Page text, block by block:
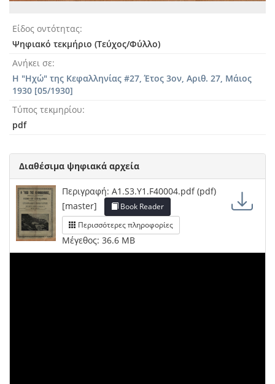
Είδος οντότητας
Ψηφιακό τεκμήριο (Τεύχος/Φύλλο)
Ανήκει σε
Η "Ηχώ" της Κεφαλληνίας #27, Έτος 3ον, Αριθ. 27, Μάιος
1930 [05/1930]
Τύπος τεκμηρίου
pdf
Διαθέσιμα ψηφιακά αρχεία
Περιγραφή: A1.S3.Y1.F40004.pdf (pdf)
[master]
Book Reader
Περισσότερες πληροφορίες
Μέγεθος: 36.6 MB